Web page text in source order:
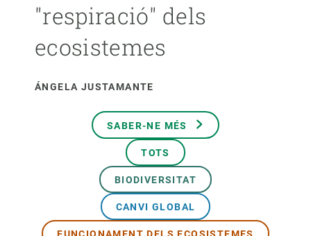
"respiració" dels
ecosistemes
ÁNGELA JUSTAMANTE
SABER-NE MÉS
TOTS
BIODIVERSITAT
CANVI GLOBAL